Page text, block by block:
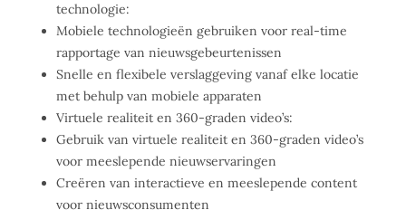
technologie:
Mobiele technologieën gebruiken voor real-time
rapportage van nieuwsgebeurtenissen
Snelle en flexibele verslaggeving vanaf elke locatie
met behulp van mobiele apparaten
Virtuele realiteit en 360-graden video’s:
Gebruik van virtuele realiteit en 360-graden video’s
voor meeslepende nieuwservaringen
Creëren van interactieve en meeslepende content
voor nieuwsconsumenten